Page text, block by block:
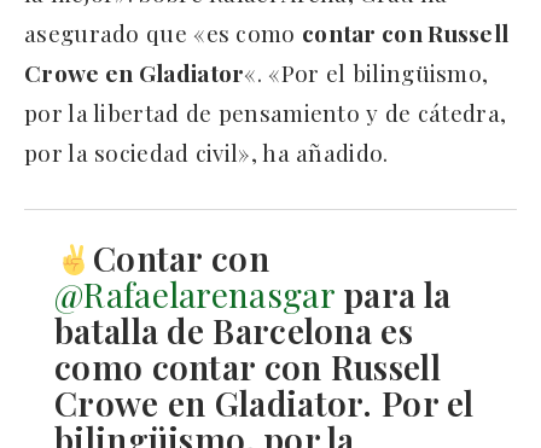
asegurado que «es como contar con Russell
Crowe en Gladiator«. «Por el bilingüismo,
por la libertad de pensamiento y de cátedra,
por la sociedad civil», ha añadido.
Contar con
@Rafaelarenasgar para la
batalla de Barcelona es
como contar con Russell
Crowe en Gladiator. Por el